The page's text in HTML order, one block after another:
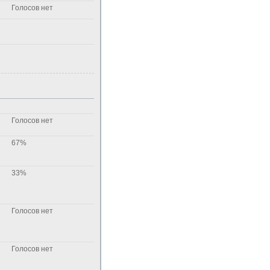
Голосов нет
Голосов нет
67%
33%
Голосов нет
Голосов нет